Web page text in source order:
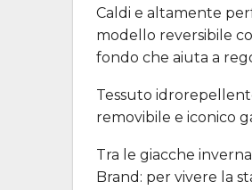
Caldi e altamente
modello reversibile
fondo che aiuta a
Tessuto
removibile e iconico
Tra le giacche
Brand: per vivere la